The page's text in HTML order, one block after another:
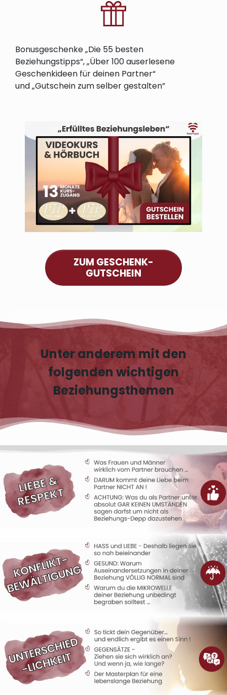
Bonusgeschenke„Die 55 besten
Beziehungstipps“, „Über 100 auserlesene
Geschenkideen für deinen Partner“
und„Gutschein zum selber gestalten”
ZUM GESCHENK-
GUTSCHEIN
Unter anderem mit den
folgenden wichtigen
Beziehungsthemen